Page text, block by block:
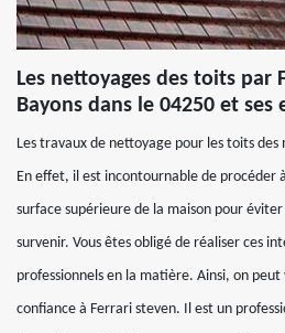
Les nettoyages des toits par
Bayons dans le 04250 et ses
Les travaux de nettoyage pour les toits
En effet, il est incontournable de procéder
surface supérieure de la maison pour
survenir. Vous êtes obligé de réaliser ces
professionnels en la matière. Ainsi, on
confiance à Ferrari steven. Il est un